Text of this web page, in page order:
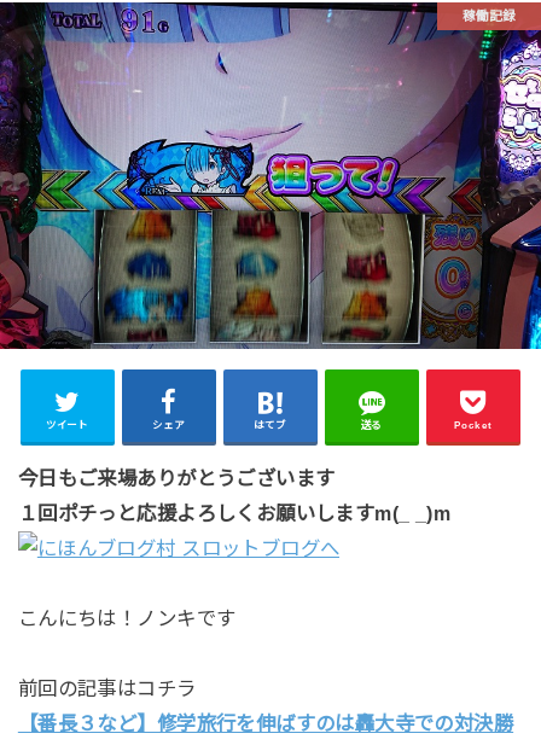
稼働記録
ツイート シェア はてブ 送る Pocket
今日もご来場ありがとうございます
１回ポチっと応援よろしくお願いしますm(_ _)m
こんにちは！ノンキです
前回の記事はコチラ
【番長３など】修学旅行を伸ばすのは轟大寺での対決勝